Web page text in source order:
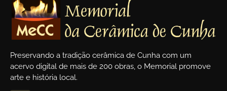
Preservando a tradição cerâmica de Cunha com um
acervo digital de mais de 200 obras, o Memorial promove
arte e história local.